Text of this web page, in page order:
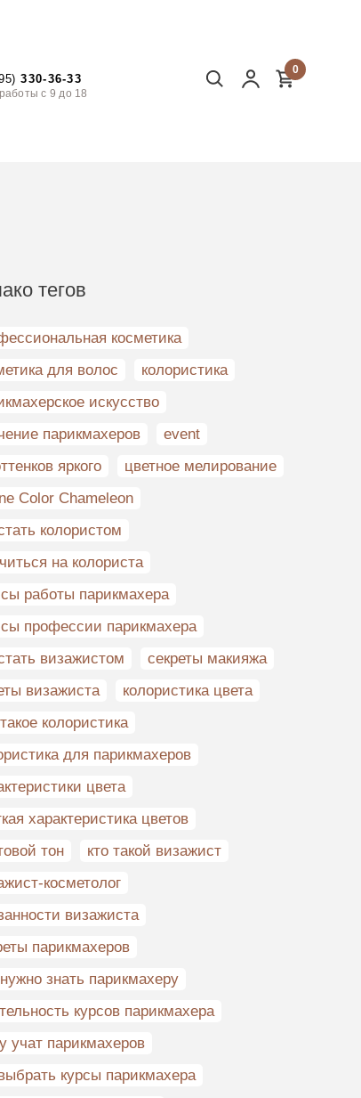
330-36-33
с 9 до 18
0
тегов
косметика
для волос
колористика
искусство
парикмахеров
event
яркого
цветное мелирование
Color Chameleon
колористом
на колориста
работы парикмахера
профессии парикмахера
визажистом
секреты макияжа
визажиста
колористика цвета
колористика
для парикмахеров
цвета
характеристика цветов
тон
кто такой визажист
косметолог
визажиста
парикмахеров
знать парикмахеру
курсов парикмахера
учат парикмахеров
курсы парикмахера